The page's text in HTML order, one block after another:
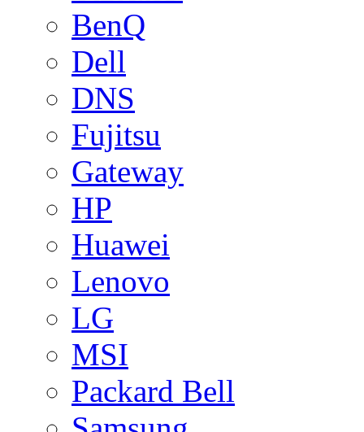
BenQ
Dell
DNS
Fujitsu
Gateway
HP
Huawei
Lenovo
LG
MSI
Packard Bell